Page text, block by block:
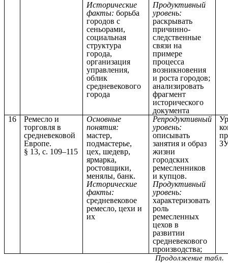
Исторические
факты: борьба
городов с
сеньорами,
социальная
структура
города,
организация
управления,
облик
средневекового
города
Продуктивный
уровень:
раскрывать
причинно-
следственные
связи на
примере
процесса
возникновения
и роста городов;
анализировать
фрагмент
исторического
документа
16
Ремесло и
торговля в
средневековой
Европе.
§ 13, с. 109–115
Основные
понятия:
мастер,
подмастерье,
цех, шедевр,
ярмарка,
ростовщики,
менялы, банк.
Исторические
факты:
средневековое
ремесло, цехи и
их
Репродуктивный
уровень:
описывать
занятия и образ
жизни
городских
ремесленников
и купцов.
Продуктивный
уровень:
характеризовать
роль
ремесленных
цехов в
развитии
средневекового
производства;
Продолжение табл.